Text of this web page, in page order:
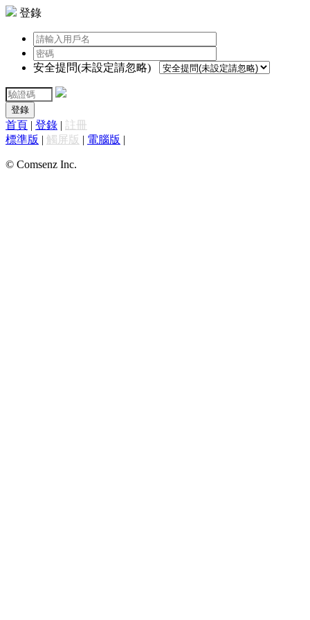
登錄
安全提問(未設定請忽略)
登錄
首頁 | 登錄 | 註冊
標準版 | 觸屏版 | 電腦版 |
© Comsenz Inc.